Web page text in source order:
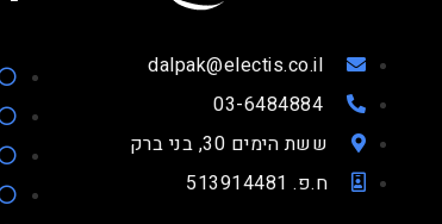
dalpak@electis.co.il
03-6484884
ששת הימים 30, בני ברק
ח.פ. 513914481